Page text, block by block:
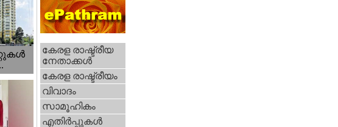
കേരള രാഷ്ട്രീയ
നേതാക്കള്‍
കേരള രാഷ്ട്രീയം
വിവാദം
സാമൂഹികം
എതിര്‍പ്പുകള്‍